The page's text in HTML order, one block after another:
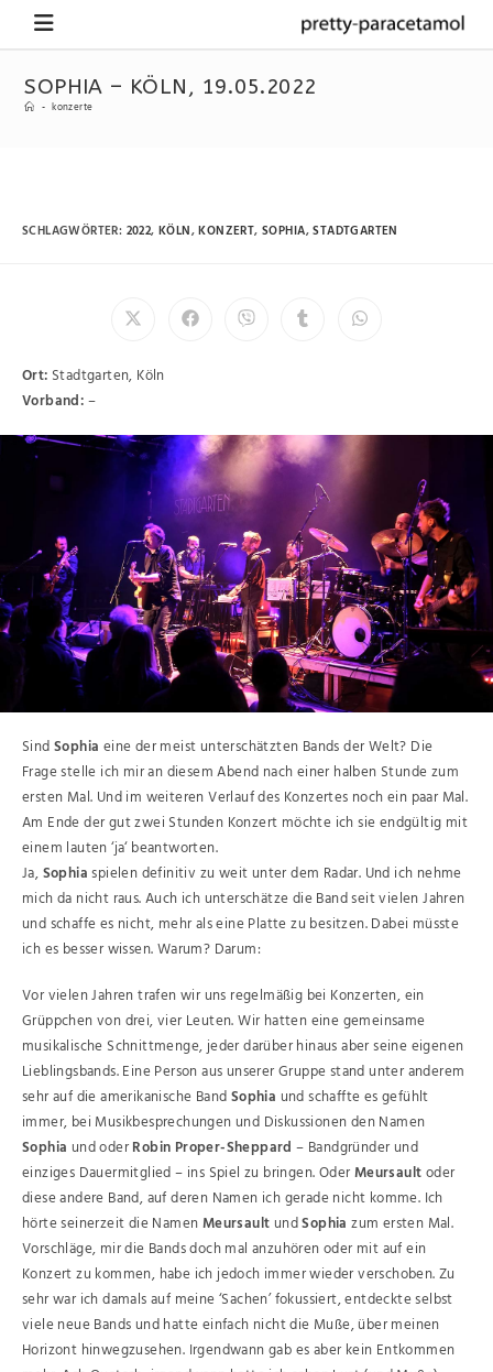
SOPHIA – KÖLN, 19.05.2022
- konzerte
SCHLAGWÖRTER: 2022, KÖLN,KONZERT, SOPHIA,STADTGARTEN
Ort: Stadtgarten, Köln
Vorband:–
SindSophia eine der meist unterschätzten Bands der Welt? Die
Frage stelle ich mir an diesem Abend nach einer halben Stunde zum
ersten Mal. Und im weiteren Verlauf des Konzertes noch ein paar Mal.
Am Ende der gut zwei Stunden Konzert möchte ich sie endgültig mit
einem lauten ‘ja‘ beantworten.
Ja,Sophiaspielen definitiv zu weit unter dem Radar. Und ich nehme
mich da nicht raus. Auch ich unterschätze die Band seit vielen Jahren
und schaffe es nicht, mehr als eine Platte zu besitzen. Dabei müsste
ich es besser wissen. Warum? Darum:
Vor vielen Jahren trafen wir uns regelmäßig bei Konzerten, ein
Grüppchen von drei, vier Leuten. Wir hatten eine gemeinsame
musikalische Schnittmenge, jeder darüber hinaus aber seine eigenen
Lieblingsbands. Eine Person aus unserer Gruppe stand unter anderem
sehr auf die amerikanische BandSophia und schaffte es gefühlt
immer, bei Musikbesprechungen und Diskussionen den Namen
Sophia und oderRobin Proper-Sheppard – Bandgründer und
einziges Dauermitglied – ins Spiel zu bringen. OderMeursaultoder
diese andere Band, auf deren Namen ich gerade nicht komme. Ich
hörte seinerzeit die NamenMeursault undSophiazum ersten Mal.
Vorschläge, mir die Bands doch mal anzuhören oder mit auf ein
Konzert zu kommen, habe ich jedoch immer wieder verschoben. Zu
sehr war ich damals auf meine ‘Sachen’ fokussiert, entdeckte selbst
viele neue Bands und hatte einfach nicht die Muße, über meinen
Horizont hinwegzusehen. Irgendwann gab es aber kein Entkommen